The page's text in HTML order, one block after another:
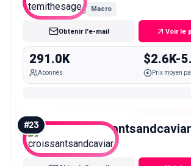
Macro
Obtenir l'e-mail Voir le
291.0K
Abonnés
$2.6K-
Prix moyen
#23 croissantsandcaviar
Macro